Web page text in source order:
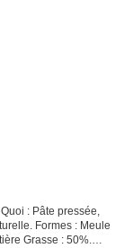
: Pâte pressée,
Formes : Meule
Grasse : 50%.